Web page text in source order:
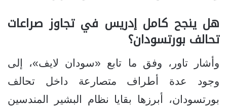
هل ينجح كامل إدريس في تجاوز صراعات
تحالف بورتسودان؟
وأشار تاور، وفق ما تابع «سودان لايف»، إلى
وجود عدة أطراف متصارعة داخل تحالف
بورتسودان، أبرزها بقايا نظام البشير المندسين